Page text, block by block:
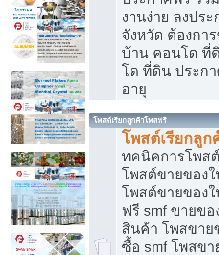
งานง่าย ลงปร
จังหวัด ต้องกา
บ้าน คอนโด ที่
โด ที่ดิน ประก
อายุ
โพสต์เรียกลูกค้าโพสฟรี
โพสต์เรียกลูก
ทคนิคการโพส
โพสต์ขายของ
โพสต์ขายของ
ฟรี smf ขายข
สินค้า โพสขาย
ซื้อ smf โพสข